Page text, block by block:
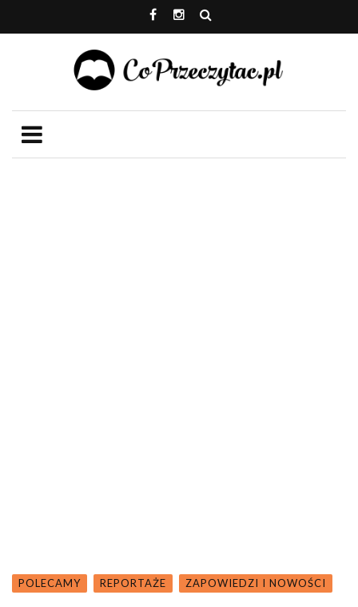
POLECAMY REPORTAŻE ZAPOWIEDZI I NOWOŚCI